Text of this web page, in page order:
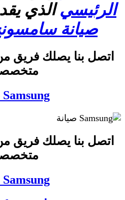
الرئيسيالذي
صيانة
اتصل بنا يصلك فريق
Samsung صيانة
اتصل بنا يصلك فريق
Samsung صيانة